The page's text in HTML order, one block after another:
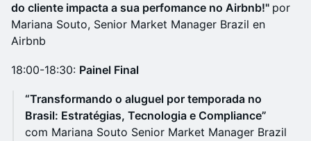
do cliente impacta a sua perfomance no Airbnb!" por
Mariana Souto, Senior Market Manager Brazil en
Airbnb
18:00-18:30: Painel Final
“Transformando o aluguel por temporada no
Brasil: Estratégias, Tecnologia e Compliance”
com Mariana Souto Senior Market Manager Brazil